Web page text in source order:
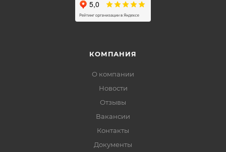
КОМПАНИЯ
О компании
Новости
Отзывы
Вакансии
Контакты
Документы